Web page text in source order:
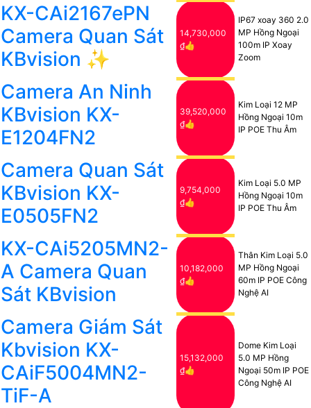
KX-CAi2167ePN
Camera Quan Sát
KBvision ✨
14,730,000
₫👍
IP67 xoay 360 2.0
MP Hồng Ngoại
100m IP Xoay
Zoom
Camera An Ninh
KBvision KX-
E1204FN2
39,520,000
₫👍
Kim Loại 12 MP
Hồng Ngoại 10m
IP POE Thu Âm
Camera Quan Sát
KBvision KX-
E0505FN2
9,754,000
₫👍
Kim Loại 5.0 MP
Hồng Ngoại 10m
IP POE Thu Âm
KX-CAi5205MN2-
A Camera Quan
Sát KBvision
10,182,000
₫👍
Thân Kim Loại 5.0
MP Hồng Ngoại
60m IP POE Công
Nghệ AI
Camera Giám Sát
Kbvision KX-
CAiF5004MN2-
TiF-A
15,132,000
₫👍
Dome Kim Loại
5.0 MP Hồng
Ngoại 50m IP POE
Công Nghệ AI